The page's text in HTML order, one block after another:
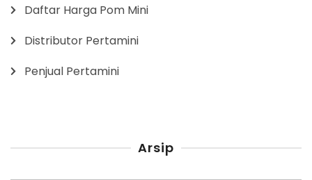
Daftar Harga Pom Mini
Distributor Pertamini
Penjual Pertamini
Arsip